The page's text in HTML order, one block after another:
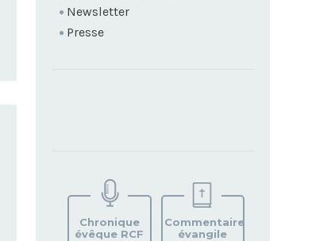
Newsletter
Presse
VOTRE
PAROISSE
Chronique
évêque RCF
Commentaire
évangile